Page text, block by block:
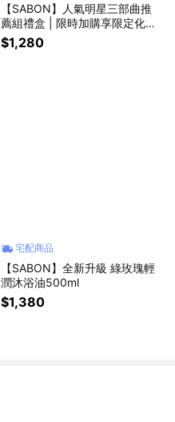
【SABON】人氣明星三部曲推
薦組禮盒 | 限時加購享限定化妝
包 | 生日禮物推薦
$1,280
宅配商品
【SABON】全新升級 綠玫瑰輕
潤沐浴油500ml
$1,380